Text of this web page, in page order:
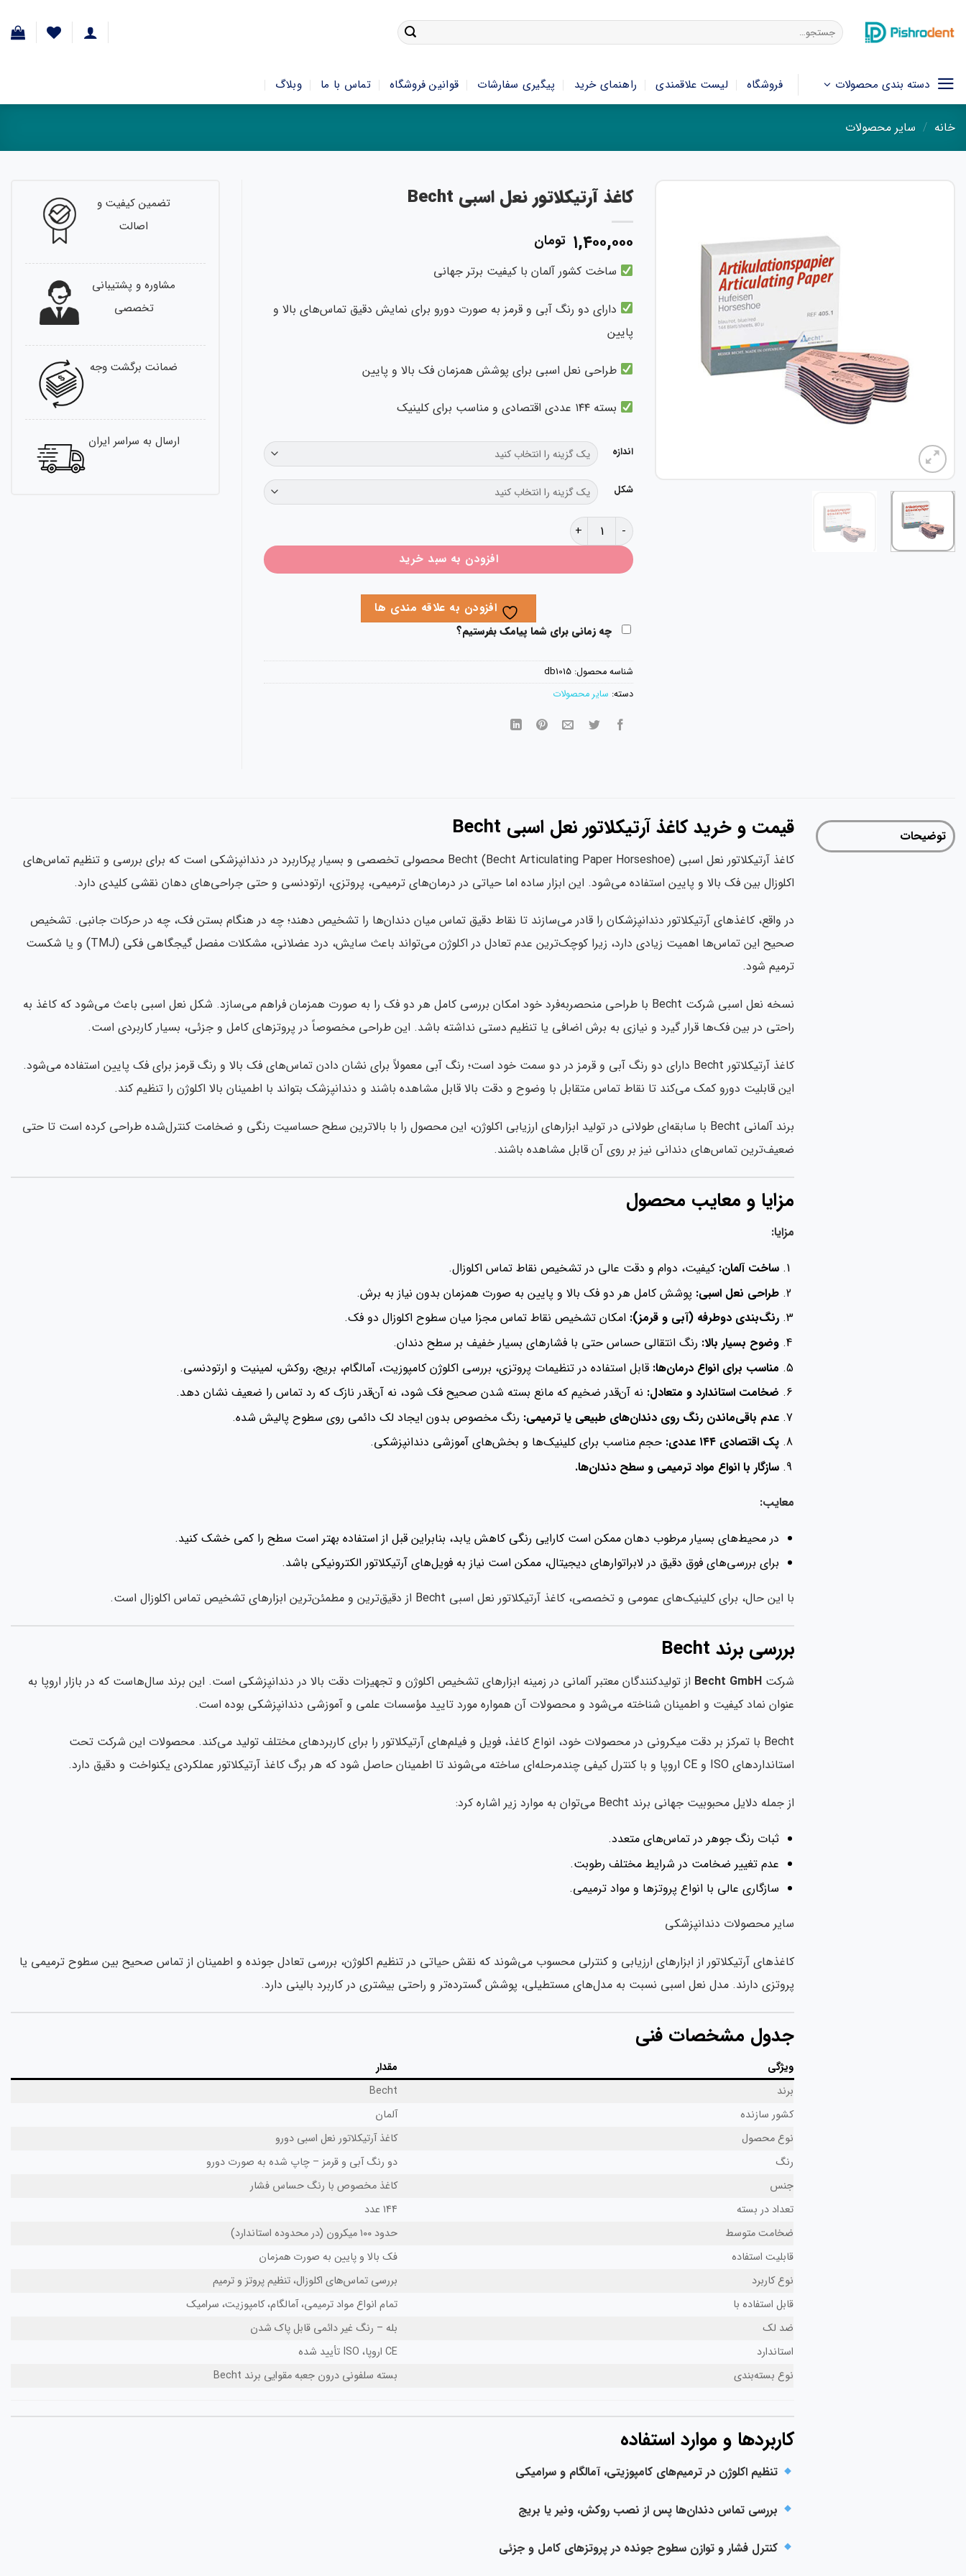
جستجو
برای:
دسته بندی محصولات فروشگاه لیست علاقمندی راهنمای خرید پیگیری سفارشات قوانین فروشگاه تماس با ما وبلاگ
خانه / سایر محصولات
کاغذ آرتیکلاتور نعل اسبی Becht
۱,۴۰۰,۰۰۰ تومان
ساخت کشور آلمان با کیفیت برتر جهانی
دارای دو رنگ آبی و قرمز به صورت دورو برای نمایش دقیق تماس‌های بالا و
پایین
طراحی نعل اسبی برای پوشش همزمان فک بالا و پایین
بسته ۱۴۴ عددی اقتصادی و مناسب برای کلینیک
اندازه
شکل
کاغذ آرتیکلاتور نعل اسبی Becht عدد
افزودن به سبد خرید
افزودن به علاقه مندی ها
چه زمانی برای شما پیامک بفرستیم؟
شناسه محصول: db1015
دسته: سایر محصولات
تضمین کیفیت و
اصالت
مشاوره و پشتیبانی
تخصصی
ضمانت برگشت وجه
ارسال به سراسر ایران
توضیحات قیمت و خرید کاغذ آرتیکلاتور نعل اسبی Becht
کاغذ آرتیکلاتور نعل اسبی Becht (Becht Articulating Paper Horseshoe) محصولی تخصصی و بسیار پرکاربرد در دندانپزشکی است که برای بررسی و تنظیم تماس‌های
اکلوزال بین فک بالا و پایین استفاده می‌شود. این ابزار ساده اما حیاتی در درمان‌های ترمیمی، پروتزی، ارتودنسی و حتی جراحی‌های دهان نقشی کلیدی دارد.
در واقع، کاغذهای آرتیکلاتور دندانپزشکان را قادر می‌سازند تا نقاط دقیق تماس میان دندان‌ها را تشخیص دهند؛ چه در هنگام بستن فک، چه در حرکات جانبی. تشخیص
صحیح این تماس‌ها اهمیت زیادی دارد، زیرا کوچک‌ترین عدم تعادل در اکلوژن می‌تواند باعث سایش، درد عضلانی، مشکلات مفصل گیجگاهی فکی (TMJ) و یا شکست
ترمیم شود.
نسخه نعل اسبی شرکت Becht با طراحی منحصربه‌فرد خود امکان بررسی کامل هر دو فک را به صورت همزمان فراهم می‌سازد. شکل نعل اسبی باعث می‌شود که کاغذ به
راحتی در بین فک‌ها قرار گیرد و نیازی به برش اضافی یا تنظیم دستی نداشته باشد. این طراحی مخصوصاً در پروتزهای کامل و جزئی، بسیار کاربردی است.
کاغذ آرتیکلاتور Becht دارای دو رنگ آبی و قرمز در دو سمت خود است؛ رنگ آبی معمولاً برای نشان دادن تماس‌های فک بالا و رنگ قرمز برای فک پایین استفاده می‌شود.
این قابلیت دورو کمک می‌کند تا نقاط تماس متقابل با وضوح و دقت بالا قابل مشاهده باشند و دندانپزشک بتواند با اطمینان بالا اکلوژن را تنظیم کند.
برند آلمانی Becht با سابقه‌ای طولانی در تولید ابزارهای ارزیابی اکلوژن، این محصول را با بالاترین سطح حساسیت رنگی و ضخامت کنترل‌شده طراحی کرده است تا حتی
ضعیف‌ترین تماس‌های دندانی نیز بر روی آن قابل مشاهده باشند.
مزایا و معایب محصول
مزایا:
ساخت آلمان: کیفیت، دوام و دقت عالی در تشخیص نقاط تماس اکلوزال.
طراحی نعل اسبی: پوشش کامل هر دو فک بالا و پایین به صورت همزمان بدون نیاز به برش.
رنگ‌بندی دوطرفه (آبی و قرمز): امکان تشخیص نقاط تماس مجزا میان سطوح اکلوزال دو فک.
وضوح بسیار بالا: رنگ انتقالی حساس حتی با فشارهای بسیار خفیف بر سطح دندان.
مناسب برای انواع درمان‌ها: قابل استفاده در تنظیمات پروتزی، بررسی اکلوژن کامپوزیت، آمالگام، بریج، روکش، لمینیت و ارتودنسی.
ضخامت استاندارد و متعادل: نه آن‌قدر ضخیم که مانع بسته شدن صحیح فک شود، نه آن‌قدر نازک که رد تماس را ضعیف نشان دهد.
عدم باقی‌ماندن رنگ روی دندان‌های طبیعی یا ترمیمی: رنگ مخصوص بدون ایجاد لک دائمی روی سطوح پالیش شده.
پک اقتصادی ۱۴۴ عددی:
حجم مناسب برای کلینیک‌ها و بخش‌های آموزشی دندانپزشکی.
سازگار با انواع مواد ترمیمی و سطح دندان‌ها.
معایب:
در محیط‌های بسیار مرطوب دهان ممکن است کارایی رنگی کاهش یابد، بنابراین قبل از استفاده بهتر است سطح را کمی خشک کنید.
برای بررسی‌های فوق دقیق در لابراتوارهای دیجیتال، ممکن است نیاز به فویل‌های آرتیکلاتور الکترونیکی باشد.
با این حال، برای کلینیک‌های عمومی و تخصصی، کاغذ آرتیکلاتور نعل اسبی Becht از دقیق‌ترین و مطمئن‌ترین ابزارهای تشخیص تماس اکلوزال است.
بررسی برند Becht
شرکت Becht GmbH از تولیدکنندگان معتبر آلمانی در زمینه ابزارهای تشخیص اکلوژن و تجهیزات دقت بالا در دندانپزشکی است. این برند سال‌هاست که در بازار اروپا به
عنوان نماد کیفیت و اطمینان شناخته می‌شود و محصولات آن همواره مورد تایید مؤسسات علمی و آموزشی دندانپزشکی بوده است.
Becht با تمرکز بر دقت میکرونی در محصولات خود، انواع کاغذ، فویل و فیلم‌های آرتیکلاتور را برای کاربردهای مختلف تولید می‌کند. محصولات این شرکت تحت
استانداردهای ISO و CE اروپا و با کنترل کیفی چندمرحله‌ای ساخته می‌شوند تا اطمینان حاصل شود که هر برگ کاغذ آرتیکلاتور عملکردی یکنواخت و دقیق دارد.
از جمله دلایل محبوبیت جهانی برند Becht می‌توان به موارد زیر اشاره کرد:
ثبات رنگ جوهر در تماس‌های متعدد.
عدم تغییر ضخامت در شرایط مختلف رطوبت.
سازگاری عالی با انواع پروتزها و مواد ترمیمی.
سایر محصولات دندانپزشکی
کاغذهای آرتیکلاتور از ابزارهای ارزیابی و کنترلی محسوب می‌شوند که نقش حیاتی در تنظیم اکلوژن، بررسی تعادل جونده و اطمینان از تماس صحیح بین سطوح ترمیمی یا
پروتزی دارند. مدل نعل اسبی نسبت به مدل‌های مستطیلی، پوشش گسترده‌تر و راحتی بیشتری در کاربرد بالینی دارد.
جدول مشخصات فنی
ویژگی
مقدار
برند
Becht
کشور سازنده
آلمان
نوع محصول
کاغذ آرتیکلاتور نعل اسبی دورو
رنگ
دو رنگ آبی و قرمز – چاپ شده به صورت دورو
جنس
کاغذ مخصوص با رنگ حساس فشار
تعداد در بسته
۱۴۴ عدد
ضخامت متوسط
حدود ۱۰۰ میکرون (در محدوده استاندارد)
قابلیت استفاده
فک بالا و پایین به صورت همزمان
نوع کاربرد
بررسی تماس‌های اکلوزال، تنظیم پروتز و ترمیم
قابل استفاده با
تمام انواع مواد ترمیمی، آمالگام، کامپوزیت، سرامیک
ضد لک
بله – رنگ غیر دائمی قابل پاک شدن
استاندارد
CE اروپا، ISO تأیید شده
نوع بسته‌بندی
بسته سلفونی درون جعبه مقوایی برند Becht
کاربردها و موارد استفاده
تنظیم اکلوژن در ترمیم‌های کامپوزیتی، آمالگام و سرامیکی
بررسی تماس دندان‌ها پس از نصب روکش، ونیر یا بریج
کنترل فشار و توازن سطوح جونده در پروتزهای کامل و جزئی